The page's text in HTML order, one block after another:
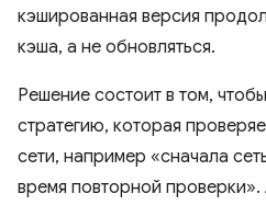
кэшированная версия
кэша, а не обновляться.
Решение состоит в том,
стратегию, которая
сети, например «сначала
время повторной проверки».